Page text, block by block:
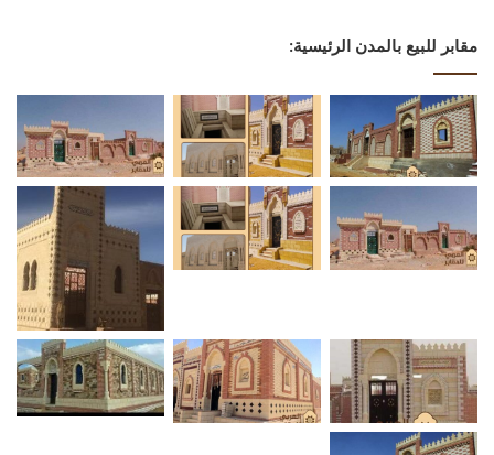
مقابر للبيع بالمدن الرئيسية: